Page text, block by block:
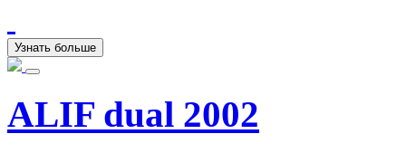
Узнать больше
ALIF dual 2002